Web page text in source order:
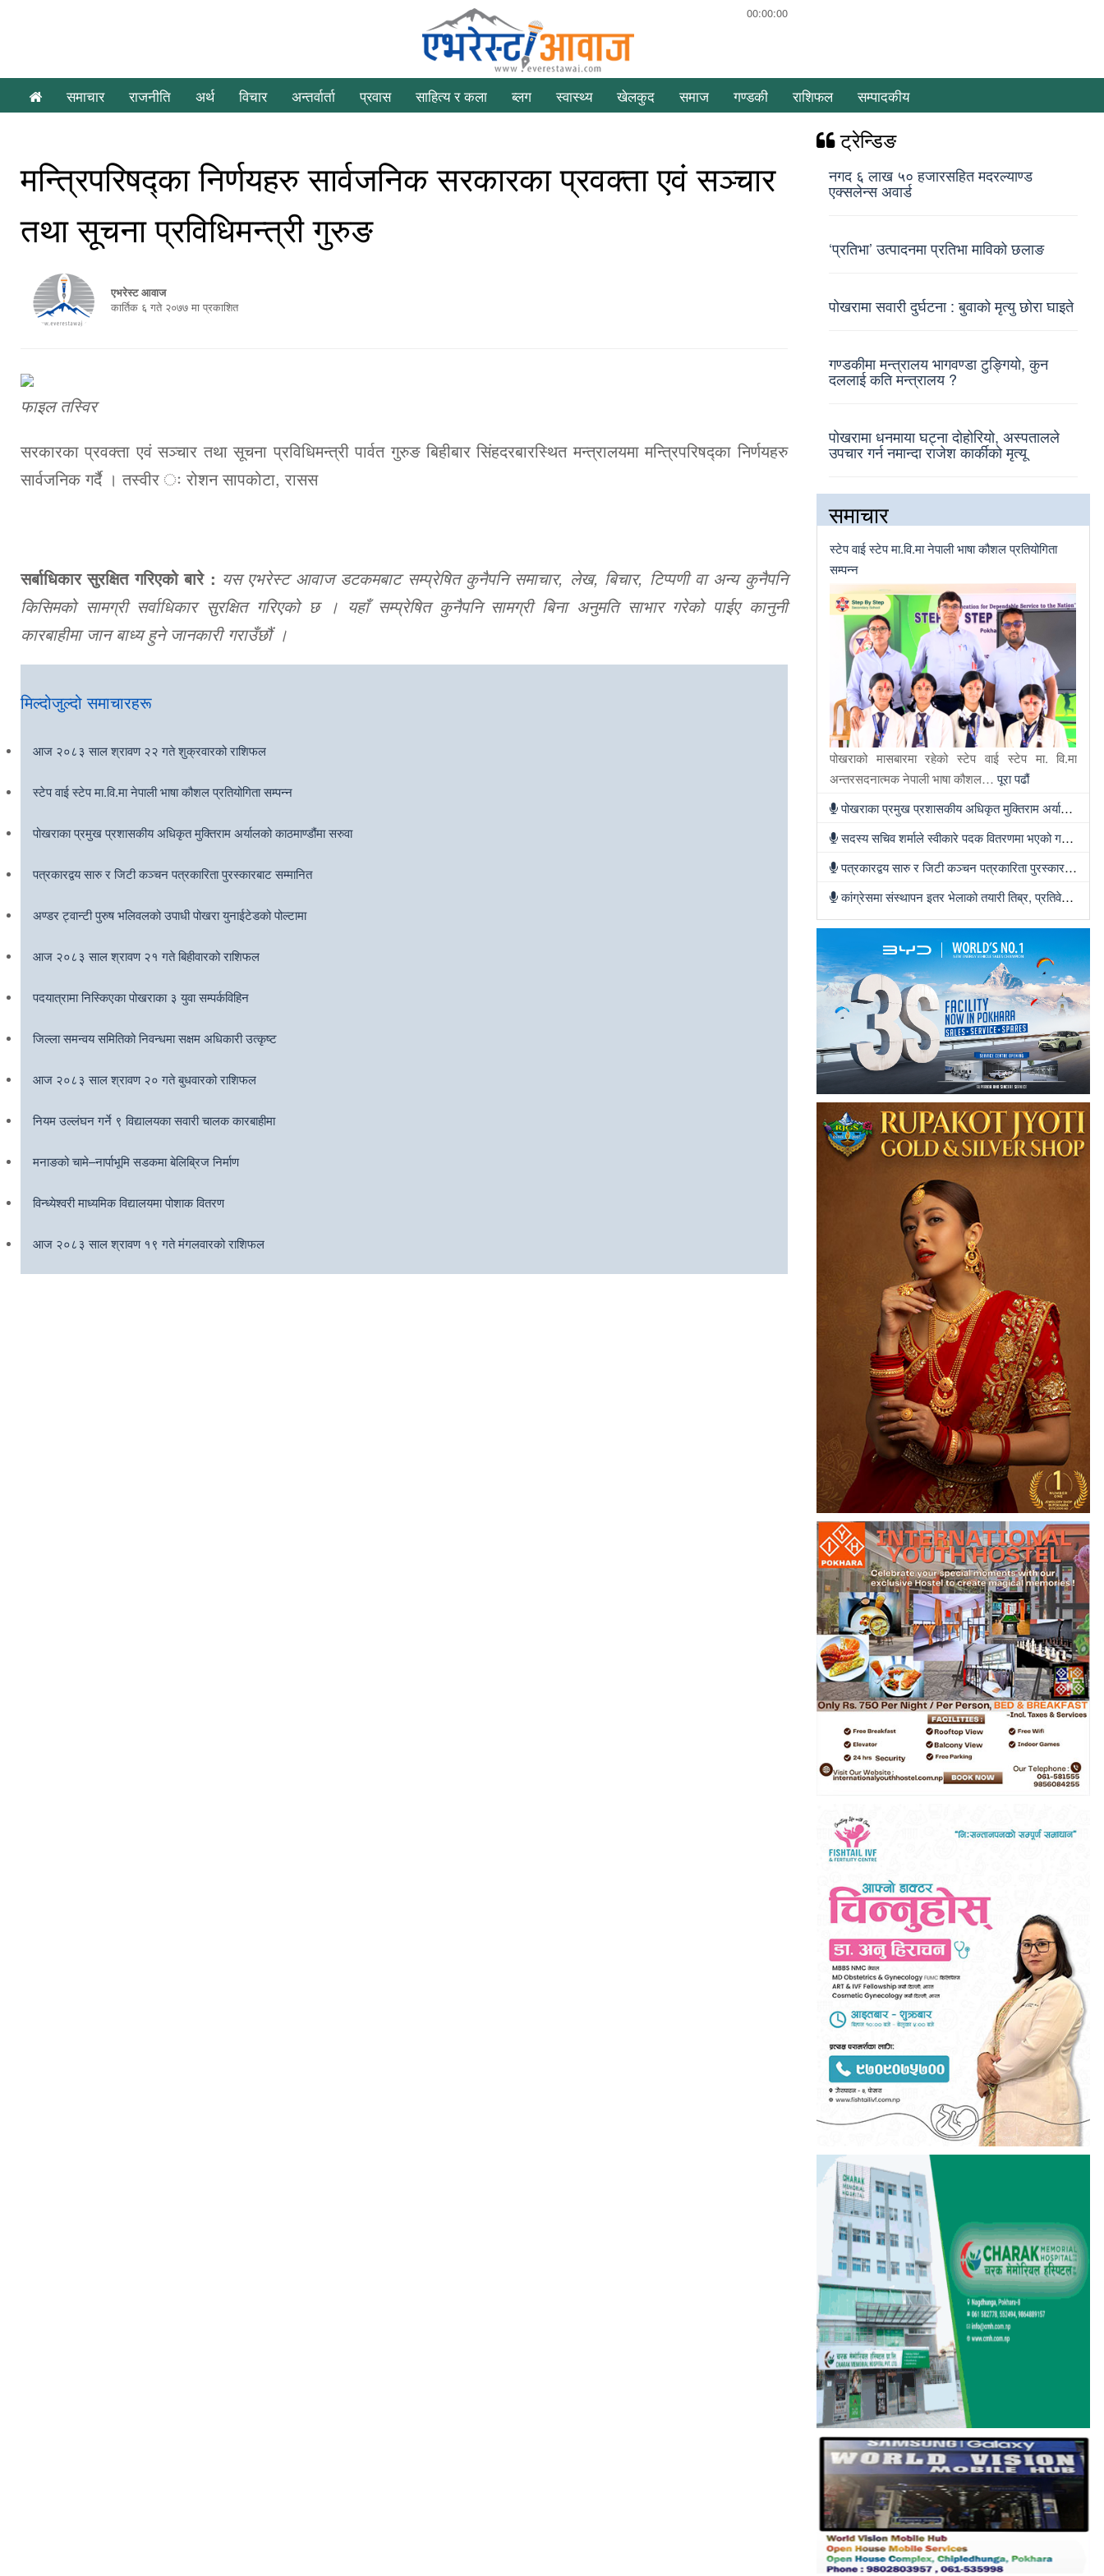
00:00:00
समाचार राजनीति अर्थ विचार अन्तर्वार्ता प्रवास साहित्य र कला ब्लग स्वास्थ्य खेलकुद समाज गण्डकी राशिफल सम्पादकीय
मन्त्रिपरिषद्का निर्णयहरु सार्वजनिक सरकारका प्रवक्ता एवं सञ्चार
तथा सूचना प्रविधिमन्त्री गुरुङ
एभरेस्ट आवाज
कार्तिक ६ गते २०७७ मा प्रकाशित
फाइल तस्विर
सरकारका प्रवक्ता एवं सञ्चार तथा सूचना प्रविधिमन्त्री पार्वत गुरुङ बिहीबार सिंहदरबारस्थित मन्त्रालयमा मन्त्रिपरिषद्का निर्णयहरु
सार्वजनिक गर्दै । तस्वीर ः रोशन सापकोटा, रासस
सर्बाधिकार सुरक्षित गरिएको बारे : यस एभरेस्ट आवाज डटकमबाट सम्प्रेषित कुनैपनि समाचार, लेख, बिचार, टिप्पणी वा अन्य कुनैपनि
किसिमको सामग्री सर्वाधिकार सुरक्षित गरिएको छ । यहाँ सम्प्रेषित कुनैपनि सामग्री बिना अनुमति साभार गरेको पाईए कानुनी
कारबाहीमा जान बाध्य हुने जानकारी गराउँछौं ।
मिल्दोजुल्दो समाचारहरू
आज २०८३ साल श्रावण २२ गते शुक्रवारको राशिफल
स्टेप वाई स्टेप मा.वि.मा नेपाली भाषा कौशल प्रतियोगिता सम्पन्न
पोखराका प्रमुख प्रशासकीय अधिकृत मुक्तिराम अर्यालको काठमाण्डौंमा सरुवा
पत्रकारद्वय सारु र जिटी कञ्चन पत्रकारिता पुरस्कारबाट सम्मानित
अण्डर ट्वान्टी पुरुष भलिवलको उपाधी पोखरा युनाईटेडको पोल्टामा
आज २०८३ साल श्रावण २१ गते बिहीवारको राशिफल
पदयात्रामा निस्किएका पोखराका ३ युवा सम्पर्कविहिन
जिल्ला समन्वय समितिको निवन्धमा सक्षम अधिकारी उत्कृष्ट
आज २०८३ साल श्रावण २० गते बुधवारको राशिफल
नियम उल्लंघन गर्ने ९ विद्यालयका सवारी चालक कारबाहीमा
मनाङको चामे–नार्पाभूमि सडकमा बेलिब्रिज निर्माण
विन्ध्येश्वरी माध्यमिक विद्यालयमा पोशाक वितरण
आज २०८३ साल श्रावण १९ गते मंगलवारको राशिफल
ट्रेन्डिङ
नगद ६ लाख ५० हजारसहित मदरल्याण्ड
एक्सलेन्स अवार्ड
‘प्रतिभा’ उत्पादनमा प्रतिभा माविको छलाङ
पोखरामा सवारी दुर्घटना : बुवाको मृत्यु छोरा घाइते
गण्डकीमा मन्त्रालय भागवण्डा टुङ्गियो, कुन
दललाई कति मन्त्रालय ?
पोखरामा धनमाया घट्ना दोहोरियो, अस्पतालले
उपचार गर्न नमान्दा राजेश कार्कीको मृत्यू
समाचार
स्टेप वाई स्टेप मा.वि.मा नेपाली भाषा कौशल प्रतियोगिता
सम्पन्न
पोखराको मासबारमा रहेको स्टेप वाई स्टेप मा. वि.मा
अन्तरसदनात्मक नेपाली भाषा कौशल…पूरा पढौं
पोखराका प्रमुख प्रशासकीय अधिकृत मुक्तिराम अर्यालको काठमाण्डौंमा सरुवा
सदस्य सचिव शर्माले स्वीकारे पदक वितरणमा भएको गल्ती, तर सच्याउन तयार भएनन्
पत्रकारद्वय सारु र जिटी कञ्चन पत्रकारिता पुरस्कारबाट सम्मानित
कांग्रेसमा संस्थापन इतर भेलाको तयारी तिब्र, प्रतिवेदन लेख्न नेताहरुलाई जिम्मेवारी, भेलामा सहभागी हुन देउवा फर्कदैं